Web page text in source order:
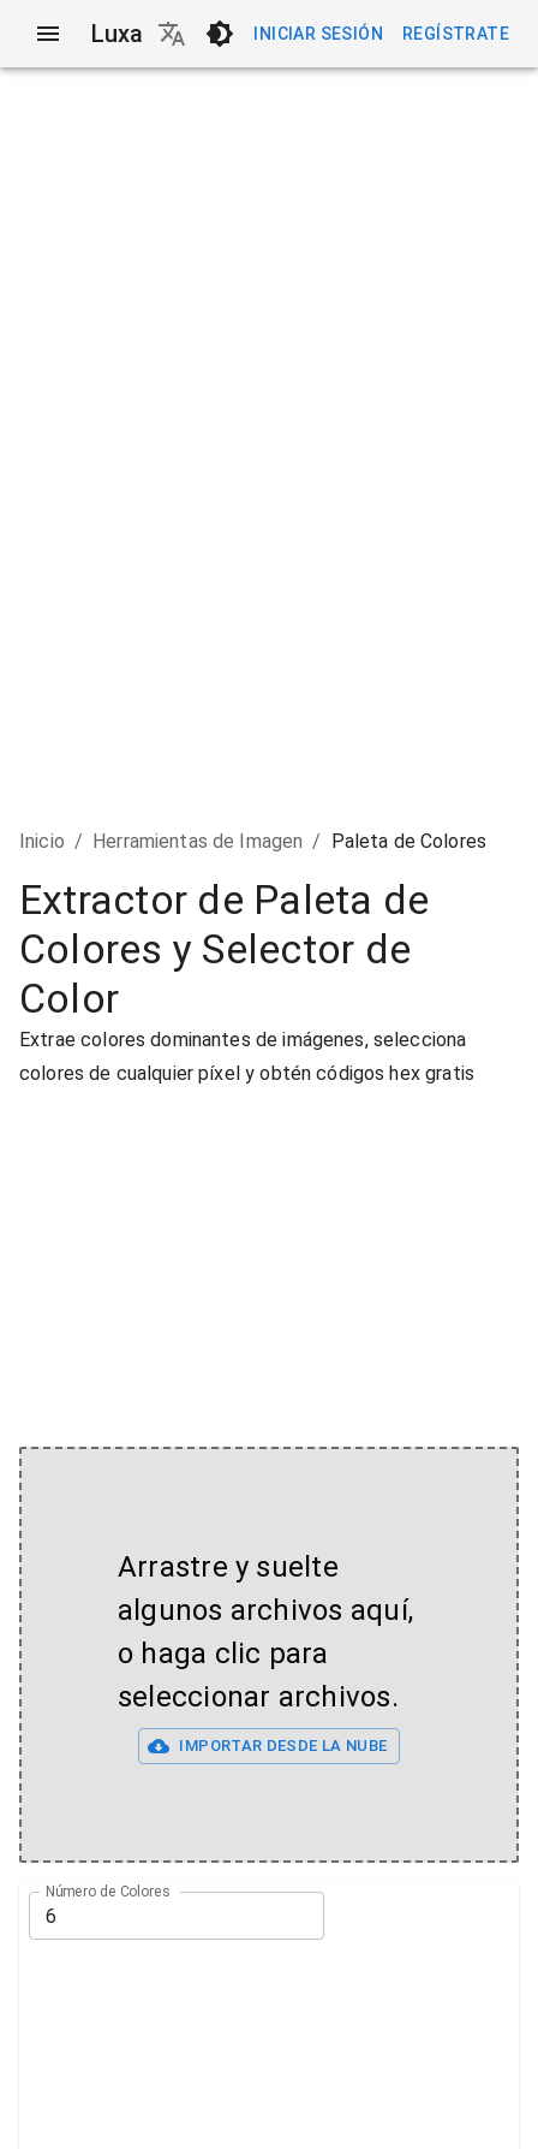
Luxa INICIAR SESIÓN REGÍSTRATE
Inicio / Herramientas de Imagen / Paleta de Colores
Extractor de Paleta de
Colores y Selector de
Color
Extrae colores dominantes de imágenes, selecciona
colores de cualquier píxel y obtén códigos hex gratis
Arrastre y suelte
algunos archivos aquí,
o haga clic para
seleccionar archivos.
IMPORTAR DESDE LA NUBE
Número de Colores